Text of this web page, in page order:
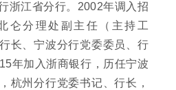
浙江省分行。2002年调入招
仑分理处副主任（主持工
长、宁波分行党委委员、行
年加入浙商银行，历任宁波
杭州分行党委书记、行长，